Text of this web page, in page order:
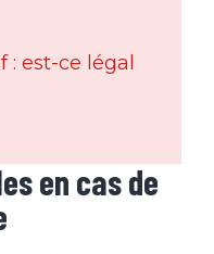
: est-ce légal
en cas de